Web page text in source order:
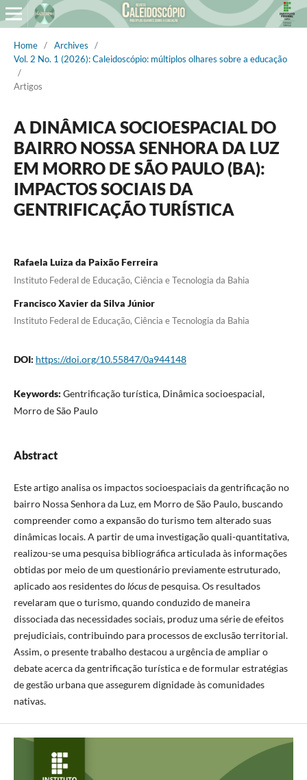
Home / Archives
/
Vol. 2 No. 1 (2026): Caleidoscópio: múltiplos olhares sobre a educação
/
Artigos
A DINÂMICA SOCIOESPACIAL DO
BAIRRO NOSSA SENHORA DA LUZ
EM MORRO DE SÃO PAULO (BA):
IMPACTOS SOCIAIS DA
GENTRIFICAÇÃO TURÍSTICA
Rafaela Luiza da Paixão Ferreira
Instituto Federal de Educação, Ciência e Tecnologia da Bahia
Francisco Xavier da Silva Júnior
Instituto Federal de Educação, Ciência e Tecnologia da Bahia
DOI: https://doi.org/10.55847/0a944148
Keywords: Gentrificação turística, Dinâmica socioespacial,
Morro de São Paulo
Abstract
Este artigo analisa os impactos socioespaciais da gentrificação no
bairro Nossa Senhora da Luz, em Morro de São Paulo, buscando
compreender como a expansão do turismo tem alterado suas
dinâmicas locais. A partir de uma investigação quali-quantitativa,
realizou-se uma pesquisa bibliográfica articulada às informações
obtidas por meio de um questionário previamente estruturado,
aplicado aos residentes dolócusde pesquisa. Os resultados
revelaram que o turismo, quando conduzido de maneira
dissociada das necessidades sociais, produz uma série de efeitos
prejudiciais, contribuindo para processos de exclusão territorial.
Assim, o presente trabalho destacou a urgência de ampliar o
debate acerca da gentrificação turística e de formular estratégias
de gestão urbana que assegurem dignidade às comunidades
nativas.